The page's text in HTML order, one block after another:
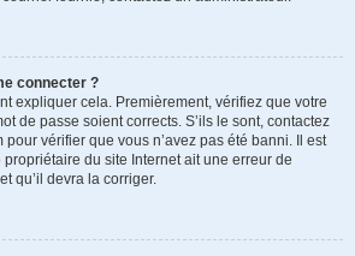
connecter ?
expliquer cela. Premièrement, vérifiez que votre
de passe soient corrects. S’ils le sont, contactez
vérifier que vous n’avez pas été banni. Il est
du site Internet ait une erreur de
qu’il devra la corriger.